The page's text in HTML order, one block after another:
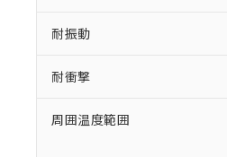
耐振動
耐衝撃
周囲温度範囲